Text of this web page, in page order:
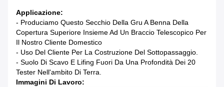
Applicazione:
- Produciamo Questo Secchio Della Gru A Benna Della
Copertura Superiore Insieme Ad Un Braccio Telescopico Per
Il Nostro Cliente Domestico
- Uso Del Cliente Per La Costruzione Del Sottopassaggio.
- Suolo Di Scavo E Lifing Fuori Da Una Profondità Dei 20
Tester Nell'ambito Di Terra.
Immagini Di Lavoro: